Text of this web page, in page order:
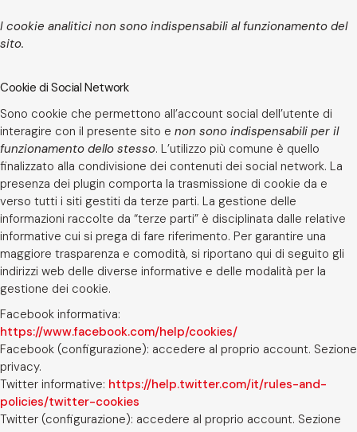
I cookie analitici non sono indispensabili al funzionamento del
sito.
Cookie di Social Network
Sono cookie che permettono all’account social dell’utente di
interagire con il presente sito e non sono indispensabili per il
funzionamento dello stesso. L’utilizzo più comune è quello
finalizzato alla condivisione dei contenuti dei social network. La
presenza dei plugin comporta la trasmissione di cookie da e
verso tutti i siti gestiti da terze parti. La gestione delle
informazioni raccolte da “terze parti” è disciplinata dalle relative
informative cui si prega di fare riferimento. Per garantire una
maggiore trasparenza e comodità, si riportano qui di seguito gli
indirizzi web delle diverse informative e delle modalità per la
gestione dei cookie.
Facebook informativa:
https://www.facebook.com/help/cookies/
Facebook (configurazione): accedere al proprio account. Sezione
privacy.
Twitter informative: https://help.twitter.com/it/rules-and-
policies/twitter-cookies
Twitter (configurazione): accedere al proprio account. Sezione